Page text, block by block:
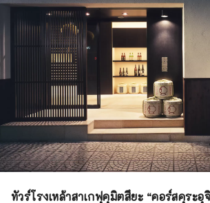
ทัวร์โรงเหล้าสาเกฟุคุมิตสึยะ “คอร์สคุระอุ